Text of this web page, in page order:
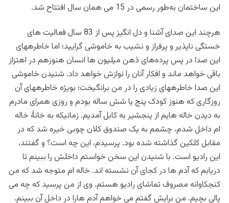
این ساختمان به‌طور رسمی در 15 می همان سال افتتاح شد.
هرچند این صدای آشنا و دل انگیز پس از 83 سال فعالیت های
خستگی ناپذیر و پرفراز و نشیب به خاموشی گرایید؛ اما خاطرههای
این صدا در پس پرده‌های ذهن میلیون ها انسان هنوزهم در اهتزاز
باقی خواهد ماند و افکار آنان را نوازش خواهد داد. شنیدن خاموشی
این صدا خاطرههای زیادی را در من برانگیخت؛ بویژه خاطرههای آن
روزگاری که هنوز کودک پنج یا شش ساله بودم و روزی همرای مادرم
به دیدن خاله هایم از پنجشیر به کابل آمدیم. زمانیکه به خانۀ خاله
ام داخل شدم، چشمم به یک صندوق کلان چوبی خیره شد که در
مقابل کلکین گذاشته شده بود. پرسیدم، این چه است؟ و گفتند،
این رادیو است. با شنیدن این سخن خواستم داخلش را ببینم تا
دریابم که آدم ها در کجای آن نشسته اند. خاله ام متوجه شد که من
کنجکاوانه مصروف تماشای رادیو هستم. وی از من پرسید که چه می
پالی بچیم. من برایش گفتم می خواهم آدم هارا در داخل آن ببینم.